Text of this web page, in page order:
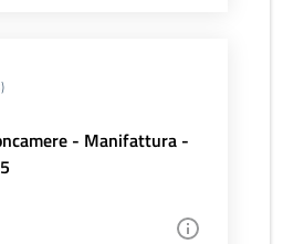
- Manifattura -